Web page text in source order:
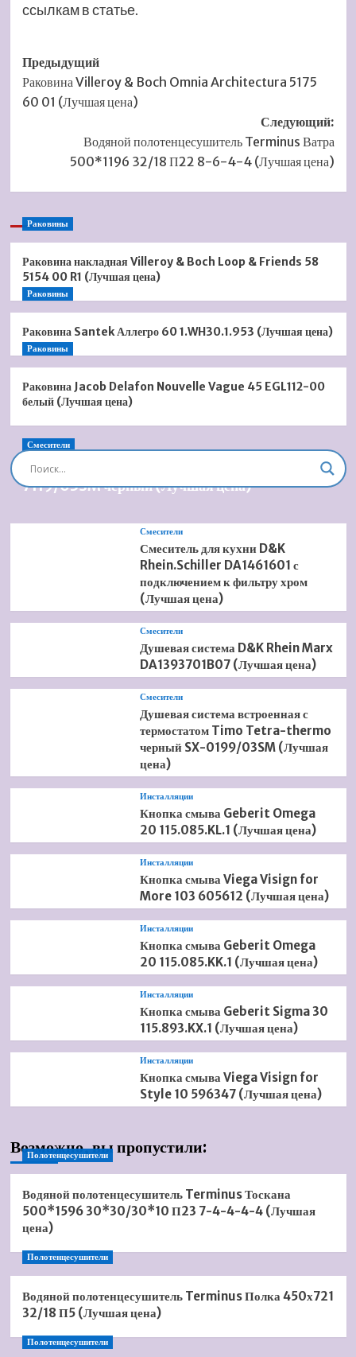
ссылкам в статье.
Навигация
записи
Предыдущий
Раковина Villeroy & Boch Omnia Architectura 5175
60 01 (Лучшая цена)
Следующий:
Водяной полотенцесушитель Terminus Ватра
500*1196 32/18 П22 8-6-4-4 (Лучшая цена)
Раковины
Раковина накладная Villeroy & Boch Loop & Friends 58
5154 00 R1 (Лучшая цена)
Раковины
Раковина Santek Аллегро 60 1.WH30.1.953 (Лучшая цена)
Раковины
Раковина Jacob Delafon Nouvelle Vague 45 EGL112-00
белый (Лучшая цена)
Смесители
Душевая система встроенная Timo Briana SX-
7119/03SM черный (Лучшая цена)
Смесители
Смеситель для кухни D&K
Rhein.Schiller DA1461601 с
подключением к фильтру хром
(Лучшая цена)
Смесители
Душевая система D&K Rhein Marx
DA1393701B07 (Лучшая цена)
Смесители
Душевая система встроенная с
термостатом Timo Tetra-thermo
черный SX-0199/03SM (Лучшая
цена)
Инсталляции
Кнопка смыва Geberit Omega
20 115.085.KL.1 (Лучшая цена)
Инсталляции
Кнопка смыва Viega Visign for
More 103 605612 (Лучшая цена)
Инсталляции
Кнопка смыва Geberit Omega
20 115.085.KK.1 (Лучшая цена)
Инсталляции
Кнопка смыва Geberit Sigma 30
115.893.KX.1 (Лучшая цена)
Инсталляции
Кнопка смыва Viega Visign for
Style 10 596347 (Лучшая цена)
Возможно, вы пропустили:
Полотенцесушители
Водяной полотенцесушитель Terminus Тоскана
500*1596 30*30/30*10 П23 7-4-4-4-4 (Лучшая
цена)
Полотенцесушители
Водяной полотенцесушитель Terminus Полка 450х721
32/18 П5 (Лучшая цена)
Полотенцесушители